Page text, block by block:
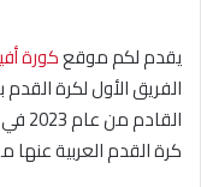
يقدم لكم موقعكورة
الفريق الأول لكرة
كرة القدم العربية عنها